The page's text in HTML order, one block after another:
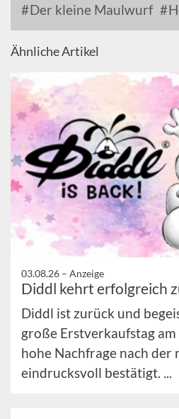
Der kleine Maulwurf
Ähnliche Artikel
03.08.26 – Anzeige
Diddl kehrt erfolgreich
Diddl ist zurück und
große Erstverkaufstag
hohe Nachfrage nach der
eindrucksvoll bestätigt. ...